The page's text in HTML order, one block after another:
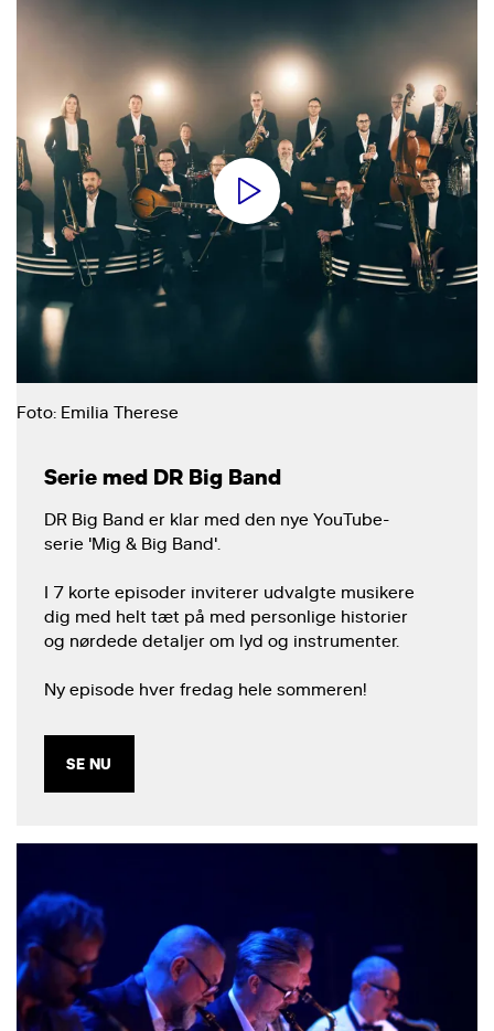
Foto: Emilia Therese
Serie med DR Big Band
DR Big Band er klar med den nye YouTube-
serie 'Mig & Big Band'.
I 7 korte episoder inviterer udvalgte musikere
dig med helt tæt på med personlige historier
og nørdede detaljer om lyd og instrumenter.
Ny episode hver fredag hele sommeren!
SE NU